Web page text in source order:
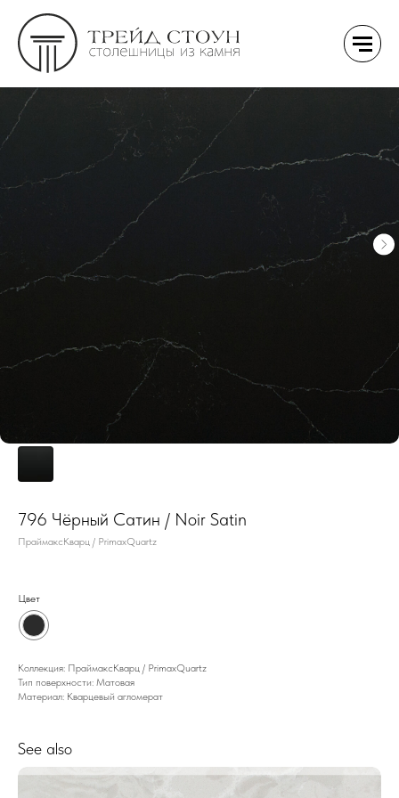
796 Чёрный Сатин / Noir Satin
ПраймаксКварц / PrimaxQuartz
Цвет
Коллекция: ПраймаксКварц / PrimaxQuartz
Тип поверхности: Матовая
Материал: Кварцевый агломерат
See also